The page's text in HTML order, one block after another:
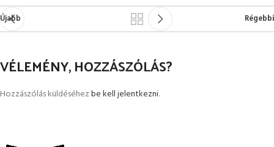
Újabb Régebbi
VÉLEMÉNY, HOZZÁSZÓLÁS?
Hozzászólás küldéséhezbe kell jelentkezni.